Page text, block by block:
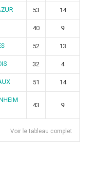
53 14
40 9
52 13
32 4
51 14
43 9
Voir le tableau complet